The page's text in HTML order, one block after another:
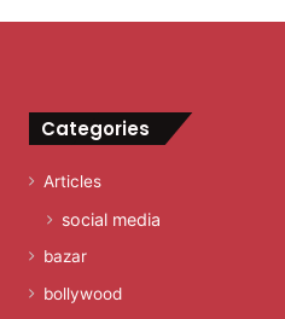
Categories
Articles
social media
bazar
bollywood